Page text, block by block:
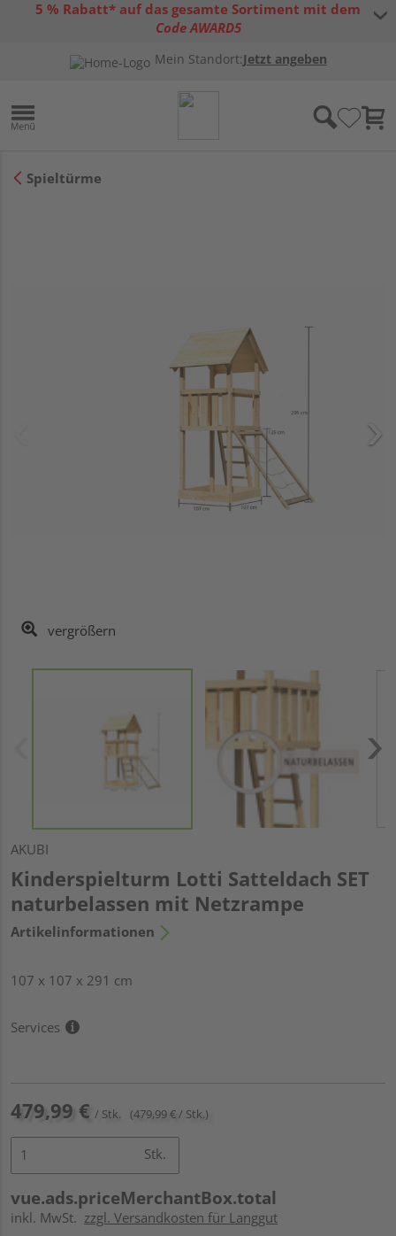
5 % Rabatt* auf das gesamte Sortiment mit dem
Code AWARD5
Gutscheinbedingungen
Mein Standort:Jetzt angeben
Spieltürme
vergrößern
AKUBI
Kinderspielturm Lotti Satteldach SET
naturbelassen mit Netzrampe
Artikelinformationen
107 x 107 x 291 cm
Services
479,99 € / Stk. (479,99 € / Stk.)
Stk.
vue.ads.priceMerchantBox.total
inkl. MwSt. zzgl. Versandkosten für Langgut